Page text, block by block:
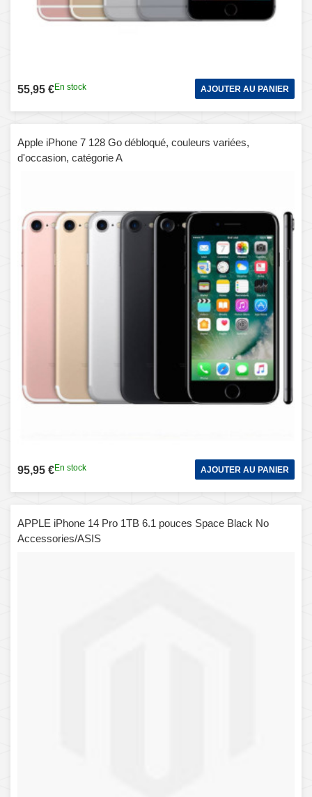
55,95 €En stock AJOUTER AU PANIER
Apple iPhone 7 128 Go débloqué, couleurs variées,
d'occasion, catégorie A
95,95 €En stock AJOUTER AU PANIER
APPLE iPhone 14 Pro 1TB 6.1 pouces Space Black No
Accessories/ASIS